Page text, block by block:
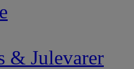
& Julevarer